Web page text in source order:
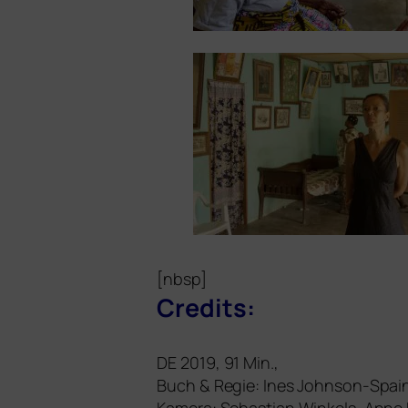
[nbsp]
Credits:
DE 2019, 91 Min.,
Buch & Regie: Ines Johnson-